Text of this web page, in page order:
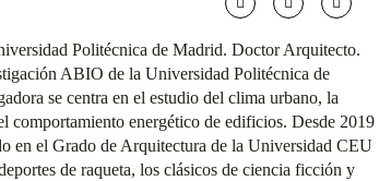
Politécnica de Madrid. Doctor Arquitecto.
ABIO de la Universidad Politécnica de
se centra en el estudio del clima urbano, la
comportamiento energético de edificios. Desde 2019
en el Grado de Arquitectura de la Universidad CEU
de raqueta, los clásicos de ciencia ficción y